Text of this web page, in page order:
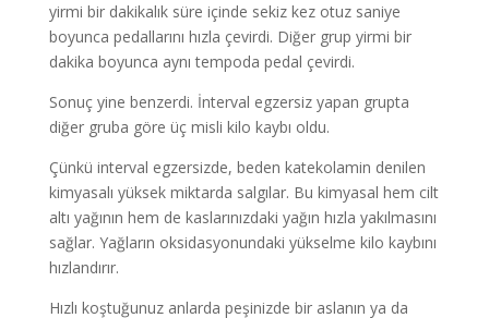
yirmi bir dakikalık süre içinde sekiz kez otuz saniye
boyunca pedallarını hızla çevirdi. Diğer grup yirmi bir
dakika boyunca aynı tempoda pedal çevirdi.
Sonuç yine benzerdi. İnterval egzersiz yapan grupta
diğer gruba göre üç misli kilo kaybı oldu.
Çünkü interval egzersizde, beden katekolamin denilen
kimyasalı yüksek miktarda salgılar. Bu kimyasal hem cilt
altı yağının hem de kaslarınızdaki yağın hızla yakılmasını
sağlar. Yağların oksidasyonundaki yükselme kilo kaybını
hızlandırır.
Hızlı koştuğunuz anlarda peşinizde bir aslanın ya da